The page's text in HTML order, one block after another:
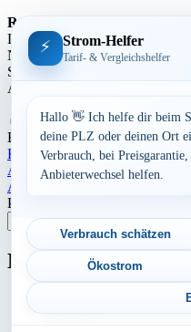
Regionale Unterschiede:
Die Strompreise variieren je
Netzentgelte und Steuern. In
Strompreise tendenziell höher
Auch die Anbieterstruktur kann
Aufrufe: 270
By
Dominik Laube23. Juli
Kreis Herzogtum Lauenburg
Beitragsnavigation
Aktuelle Strompreise in 29393
Aktuelle Strompreise in 97528
Postleitzahl eingeben
Neu berechnet
Aktuelle Strompreise in
Bornholt
⚡ Strom-Helfer
Tarif- & Vergleichshelfer
Hallo 👋 Ich helfe dir beim
deine PLZ oder deinen Ort
Verbrauch, bei
Anbieterwechsel helfen.
Verbrauch schätzen
Ökostrom